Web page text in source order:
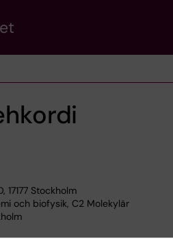
17177 Stockholm
och biofysik, C2 Molekylär